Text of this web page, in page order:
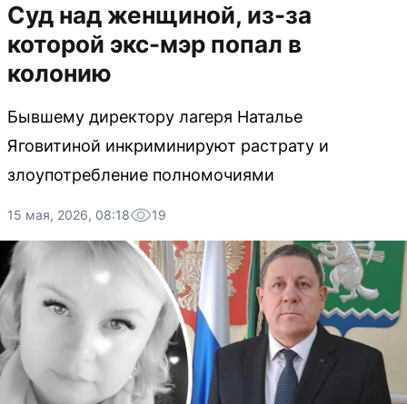
Суд над женщиной, из-за
которой экс-мэр попал в
колонию
Бывшему директору лагеря Наталье
Яговитиной инкриминируют растрату и
злоупотребление полномочиями
15 мая, 2026, 08:18 19